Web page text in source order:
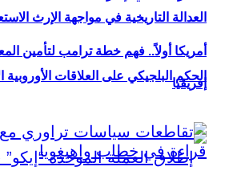
العدالة التاريخية في مواجهة الإرث
الحكم البلجيكي على العلاقات الأوروبية
أمريكا أولاً.. فهم خطة ترامب لتأمين
إفريقيا